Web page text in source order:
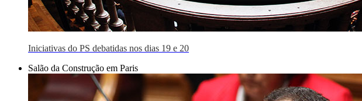
Iniciativas do PS debatidas nos dias 19 e 20
Salão da Construção em Paris